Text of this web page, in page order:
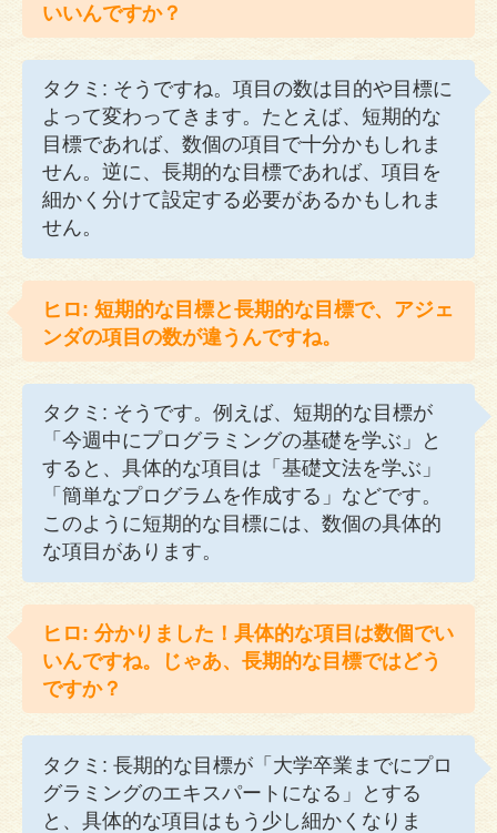
いいんですか？
タクミ: そうですね。項目の数は目的や目標に
よって変わってきます。たとえば、短期的な
目標であれば、数個の項目で十分かもしれま
せん。逆に、長期的な目標であれば、項目を
細かく分けて設定する必要があるかもしれま
せん。
ヒロ: 短期的な目標と長期的な目標で、アジェ
ンダの項目の数が違うんですね。
タクミ: そうです。例えば、短期的な目標が
「今週中にプログラミングの基礎を学ぶ」と
すると、具体的な項目は「基礎文法を学ぶ」
「簡単なプログラムを作成する」などです。
このように短期的な目標には、数個の具体的
な項目があります。
ヒロ: 分かりました！具体的な項目は数個でい
いんですね。じゃあ、長期的な目標ではどう
ですか？
タクミ: 長期的な目標が「大学卒業までにプロ
グラミングのエキスパートになる」とする
と、具体的な項目はもう少し細かくなりま